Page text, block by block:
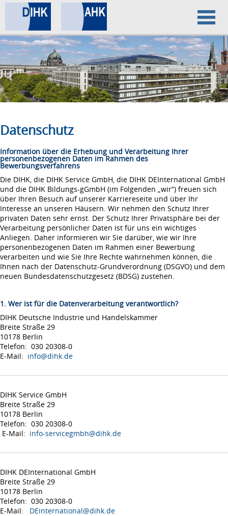
Home
Datenschutz
Impressum
Datenschutz
Information über die Erhebung und Verarbeitung Ihrer
personenbezogenen Daten im Rahmen des
Bewerbungsverfahrens
Die DIHK, die DIHK Service GmbH, die DIHK DEInternational GmbH
und die DIHK Bildungs-gGmbH (im Folgenden „wir“) freuen sich
über Ihren Besuch auf unserer Karriereseite und über Ihr
Interesse an unseren Häusern. Wir nehmen den Schutz Ihrer
privaten Daten sehr ernst. Der Schutz Ihrer Privatsphäre bei der
Verarbeitung persönlicher Daten ist für uns ein wichtiges
Anliegen. Daher informieren wir Sie darüber, wie wir Ihre
personenbezogenen Daten im Rahmen einer Bewerbung
verarbeiten und wie Sie Ihre Rechte wahrnehmen können, die
Ihnen nach der Datenschutz-Grundverordnung (DSGVO) und dem
neuen Bundesdatenschutzgesetz (BDSG) zustehen.
1. Wer ist für die Datenverarbeitung verantwortlich?
DIHK Deutsche Industrie und Handelskammer
Breite Straße 29
10178 Berlin
Telefon: 030 20308-0
E-Mail: info@dihk.de
DIHK Service GmbH
Breite Straße 29
10178 Berlin
Telefon: 030 20308-0
E-Mail: info-servicegmbh@dihk.de
DIHK DEInternational GmbH
Breite Straße 29
10178 Berlin
Telefon: 030 20308-0
E-Mail: DEinternational@dihk.de